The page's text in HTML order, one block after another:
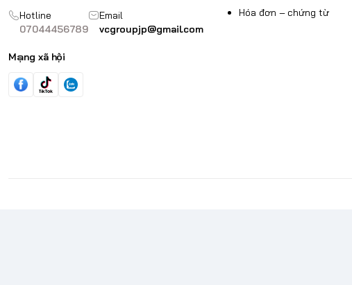
Hotline
07044456789
Email
vcgroupjp@gmail.com
Mạng xã hội
Hóa đơn – chứng từ